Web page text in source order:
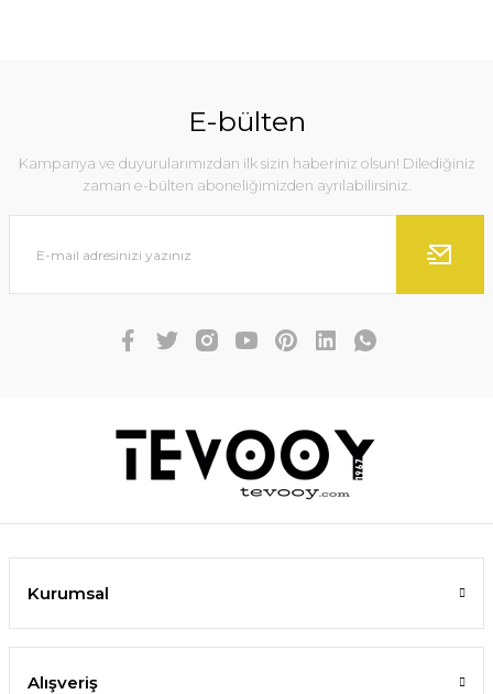
E-bülten
Kampanya ve duyurularımızdan ilk sizin haberiniz olsun! Dilediğiniz
zaman e-bülten aboneliğimizden ayrılabilirsiniz.
Kurumsal
Alışveriş